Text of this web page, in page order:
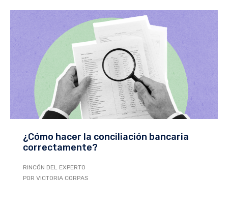
¿Cómo hacer la conciliación bancaria
correctamente?
RINCÓN DEL EXPERTO
POR VICTORIA CORPAS